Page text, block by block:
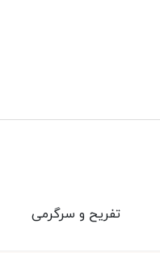
تفریح و سرگرمی